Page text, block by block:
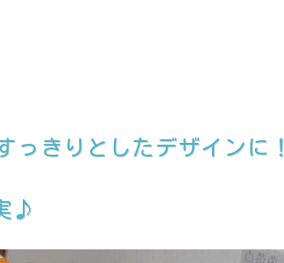
っきりとしたデザインに！
♪